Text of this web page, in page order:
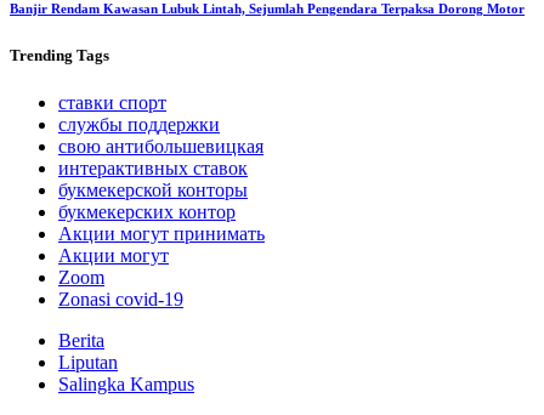
Banjir Rendam Kawasan Lubuk Lintah, Sejumlah Pengendara Terpaksa Dorong Motor
Trending Tags
ставки спорт
службы поддержки
свою антибольшевицкая
интерактивных ставок
букмекерской конторы
букмекерских контор
Акции могут принимать
Акции могут
Zoom
Zonasi covid-19
Berita
Liputan
Salingka Kampus